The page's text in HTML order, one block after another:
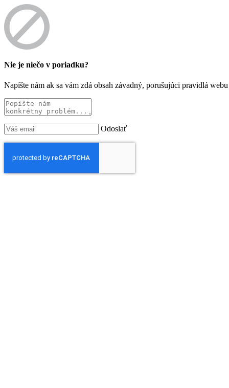
Nie je niečo v poriadku?
Napíšte nám ak sa vám zdá obsah závadný, porušujúci pravidlá
Odoslať